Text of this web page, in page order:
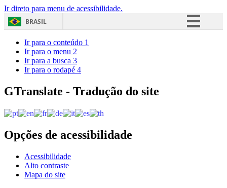
Ir direto para menu de acessibilidade.
BRASIL
Acesso à informação
Ir para o conteúdo 1
Ir para o menu 2
Ir para a busca 3
Ir para o rodapé 4
GTranslate - Tradução do site
Opções de acessibilidade
Acessibilidade
Alto contraste
Mapa do site